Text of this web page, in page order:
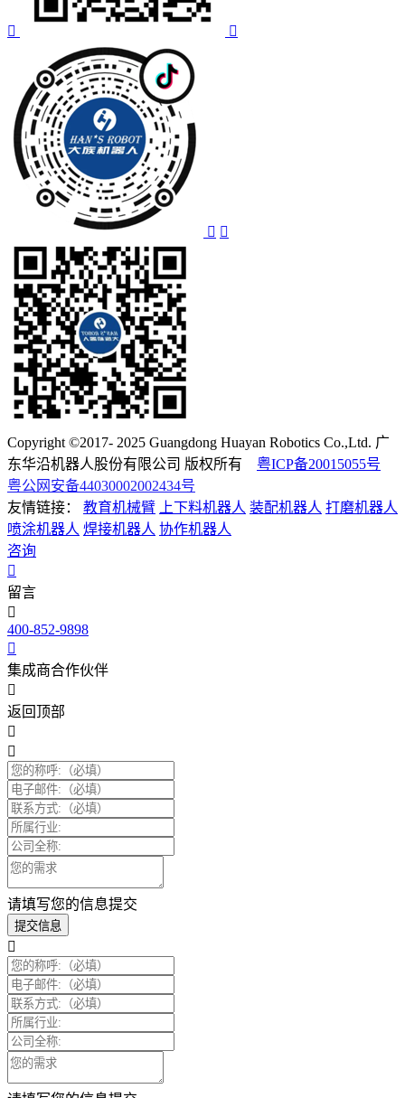
Copyright ©2017- 2025 Guangdong Huayan Robotics Co.,Ltd. 广
东华沿机器人股份有限公司 版权所有 粤ICP备20015055号
粤公网安备44030002002434号
友情链接：
教育机械臂 上下料机器人 装配机器人 打磨机器人
喷涂机器人 焊接机器人 协作机器人
咨询
留言
400-852-9898
集成商合作伙伴
返回顶部
请填写您的信息提交
提交信息